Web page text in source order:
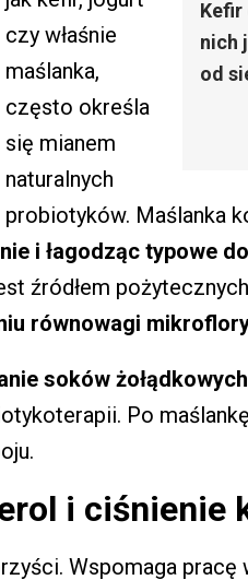
Kefir
nich
od
czy właśnie
maślanka,
często określa
się mianem
naturalnych
probiotyków. Maślanka
i łagodząc typowe
źródłem
równowagi
soków żołądkowych
Po
i ciśnienie
Wspomaga pracę